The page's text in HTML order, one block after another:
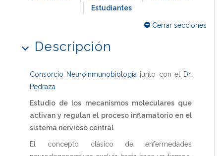
Estudiantes
Cerrar secciones
Descripción
Consorcio Neuroinmunobiología junto con el
Dr.
Pedraza
Estudio de los mecanismos moleculares que
activan y regulan el proceso inflamatorio en el
sistema nervioso central
El concepto clásico de enfermedades